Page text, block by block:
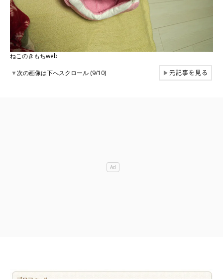
ねこのきもちweb
▼次の画像は下へスクロール (9/10) ▶元記事を見る